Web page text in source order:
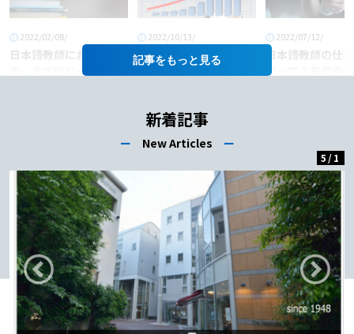
2022/02/08/
日本語教師におすすめ
の、まず読むべき本6
2022/10/13/
「日本語教師」という
職業に将来性はある
2022/07/12/
日本語教師の仕
料って？年収や
記事を
新着記事
ー New Articles ー
5 /1